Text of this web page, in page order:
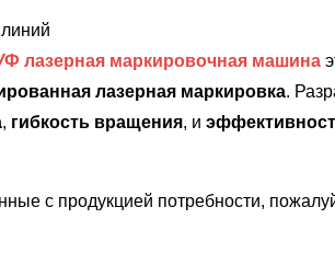
лазерная маркировочная машина
лазерная маркировка.
, гибкость вращения, и
с продукцией потребности,